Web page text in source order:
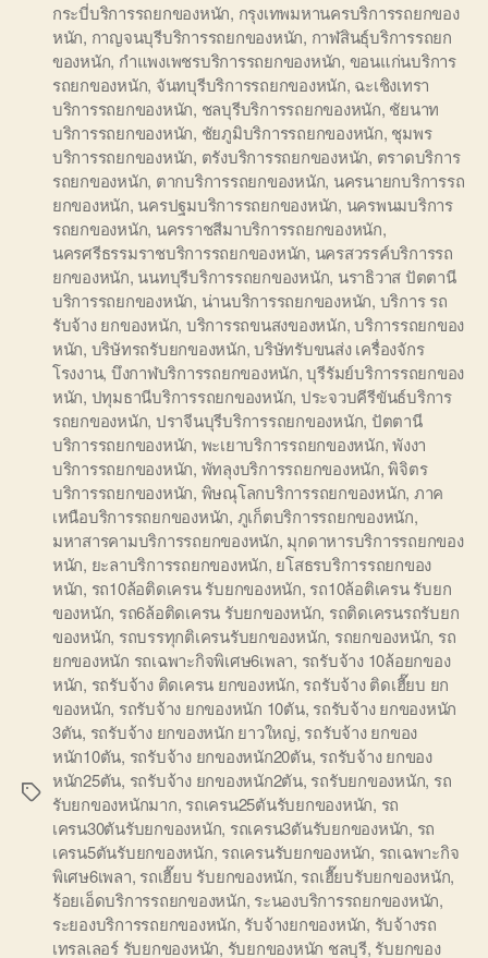
Tags
กระบี่บริการรถยกของหนัก, กรุงเทพมหานครบริการรถยกของ
หนัก, กาญจนบุรีบริการรถยกของหนัก, กาฬสินธุ์บริการรถยก
ของหนัก, กำแพงเพชรบริการรถยกของหนัก, ขอนแก่นบริการ
รถยกของหนัก, จันทบุรีบริการรถยกของหนัก, ฉะเชิงเทรา
บริการรถยกของหนัก, ชลบุรีบริการรถยกของหนัก, ชัยนาท
บริการรถยกของหนัก, ชัยภูมิบริการรถยกของหนัก, ชุมพร
บริการรถยกของหนัก, ตรังบริการรถยกของหนัก, ตราดบริการ
รถยกของหนัก, ตากบริการรถยกของหนัก, นครนายกบริการรถ
ยกของหนัก, นครปฐมบริการรถยกของหนัก, นครพนมบริการ
รถยกของหนัก, นครราชสีมาบริการรถยกของหนัก,
นครศรีธรรมราชบริการรถยกของหนัก, นครสวรรค์บริการรถ
ยกของหนัก, นนทบุรีบริการรถยกของหนัก, นราธิวาส ปัตตานี
บริการรถยกของหนัก, น่านบริการรถยกของหนัก, บริการ รถ
รับจ้าง ยกของหนัก, บริการรถขนสงของหนัก,บริการรถยกของ
หนัก, บริษัทรถรับยกของหนัก,บริษัทรับขนส่ง เครื่องจักร
โรงงาน, บึงกาฬบริการรถยกของหนัก,บุรีรัมย์บริการรถยกของ
หนัก, ปทุมธานีบริการรถยกของหนัก, ประจวบคีรีขันธ์บริการ
รถยกของหนัก, ปราจีนบุรีบริการรถยกของหนัก, ปัตตานี
บริการรถยกของหนัก, พะเยาบริการรถยกของหนัก,พังงา
บริการรถยกของหนัก, พัทลุงบริการรถยกของหนัก,พิจิตร
บริการรถยกของหนัก, พิษณุโลกบริการรถยกของหนัก, ภาค
เหนือบริการรถยกของหนัก, ภูเก็ตบริการรถยกของหนัก,
มหาสารคามบริการรถยกของหนัก, มุกดาหารบริการรถยกของ
หนัก, ยะลาบริการรถยกของหนัก, ยโสธรบริการรถยกของ
หนัก, รถ10ล้อติดเครน รับยกของหนัก, รถ10ล้อติเครน รับยก
ของหนัก, รถ6ล้อติดเครน รับยกของหนัก, รถติดเครนรถรับยก
ของหนัก, รถบรรทุกติเครนรับยกของหนัก, รถยกของหนัก, รถ
ยกของหนัก รถเฉพาะกิจพิเศษ6เพลา, รถรับจ้าง 10ล้อยกของ
หนัก, รถรับจ้าง ติดเครน ยกของหนัก, รถรับจ้าง ติดเฮี๊ยบ ยก
ของหนัก, รถรับจ้าง ยกของหนัก 10ตัน, รถรับจ้าง ยกของหนัก
3ตัน, รถรับจ้าง ยกของหนัก ยาวใหญ่, รถรับจ้าง ยกของ
หนัก10ตัน, รถรับจ้าง ยกของหนัก20ตัน, รถรับจ้าง ยกของ
หนัก25ตัน, รถรับจ้าง ยกของหนัก2ตัน, รถรับยกของหนัก, รถ
รับยกของหนักมาก, รถเครน25ตันรับยกของหนัก, รถ
เครน30ตันรับยกของหนัก, รถเครน3ตันรับยกของหนัก, รถ
เครน5ตันรับยกของหนัก, รถเครนรับยกของหนัก, รถเฉพาะกิจ
พิเศษ6เพลา, รถเฮี๊ยบ รับยกของหนัก, รถเฮี๊ยบรับยกของหนัก,
ร้อยเอ็ดบริการรถยกของหนัก, ระนองบริการรถยกของหนัก,
ระยองบริการรถยกของหนัก, รับจ้างยกของหนัก, รับจ้างรถ
เทรลเลอร์ รับยกของหนัก, รับยกของหนัก ชลบุรี, รับยกของ